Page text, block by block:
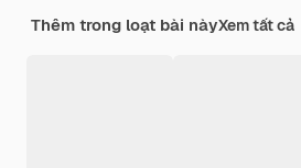
Thêm trong loạt bài nàyXem tất cả